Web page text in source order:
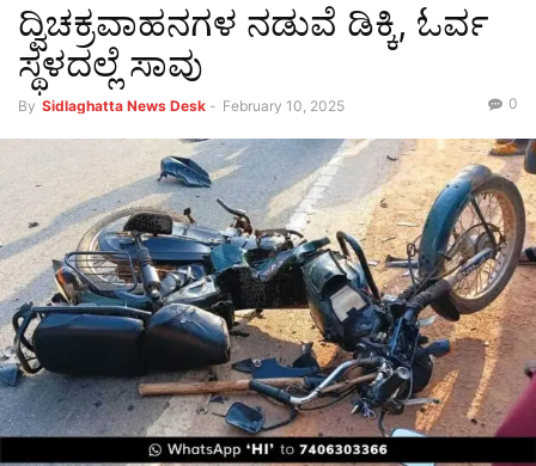
ದ್ವಿಚಕ್ರವಾಹನಗಳ ನಡುವೆ ಡಿಕ್ಕಿ, ಓರ್ವ
ಸ್ಥಳದಲ್ಲೆ ಸಾವು
By Sidlaghatta News Desk - February 10, 2025 0